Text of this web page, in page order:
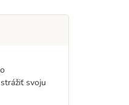
svoju